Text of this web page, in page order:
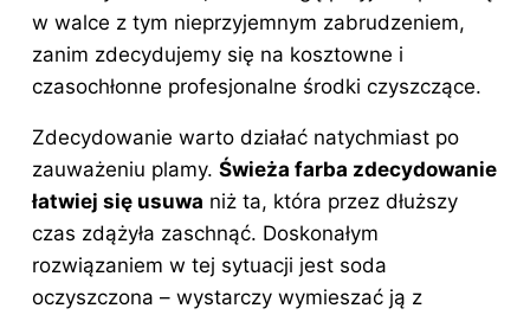
w walce z tym nieprzyjemnym zabrudzeniem,
zanim zdecydujemy się na kosztowne i
czasochłonne profesjonalne środki czyszczące.
Zdecydowanie warto działać natychmiast po
zauważeniu plamy. Świeża farba zdecydowanie
łatwiej się usuwa niż ta, która przez dłuższy
czas zdążyła zaschnąć. Doskonałym
rozwiązaniem w tej sytuacji jest soda
oczyszczona – wystarczy wymieszać ją z